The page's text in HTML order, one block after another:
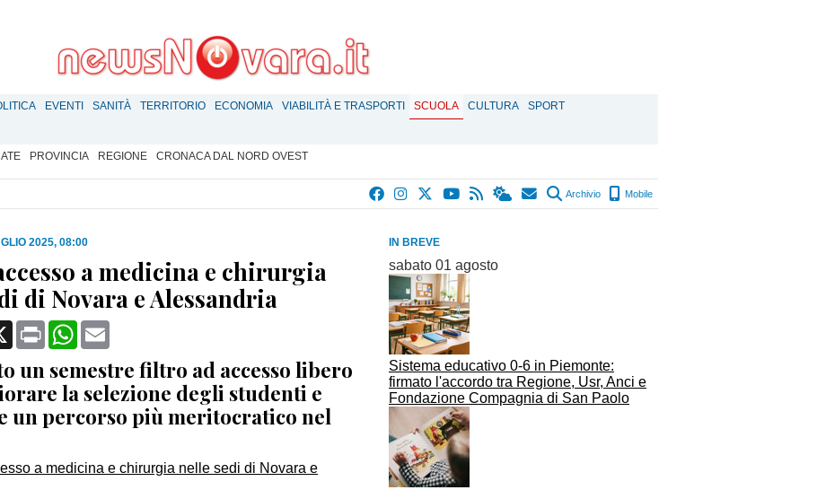
EVENTI SANITÀ TERRITORIO ECONOMIA VIABILITÀ E TRASPORTI SCUOLA CULTURA
SPORT
PROVINCIA REGIONE CRONACA DAL NORD OVEST
Archivio Mobile
IN BREVE
sabato 01 agosto
Sistema educativo 0-6 in Piemonte:
firmato l'accordo tra Regione, Usr, Anci e
Fondazione Compagnia di San Paolo
2025, 08:00
a medicina e chirurgia
di Novara e Alessandria
X Print WhatsApp
un semestre filtro ad accesso libero
la selezione degli studenti e
un percorso più meritocratico nel